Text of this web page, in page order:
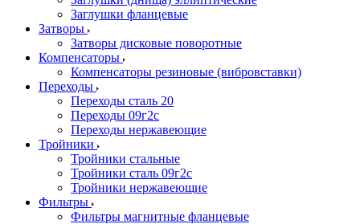
Заглушки фланцевые
Затворы
Затворы дисковые поворотные
Компенсаторы
Компенсаторы резиновые (вибровставки)
Переходы
Переходы сталь 20
Переходы 09г2с
Переходы нержавеющие
Тройники
Тройники стальные
Тройники сталь 09г2с
Тройники нержавеющие
Фильтры
Фильтры магнитные фланцевые